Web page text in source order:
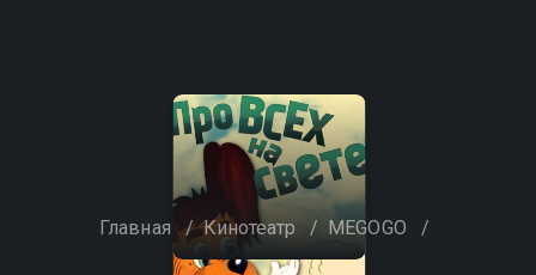
Главная / Кинотеатр / MEGOGO /